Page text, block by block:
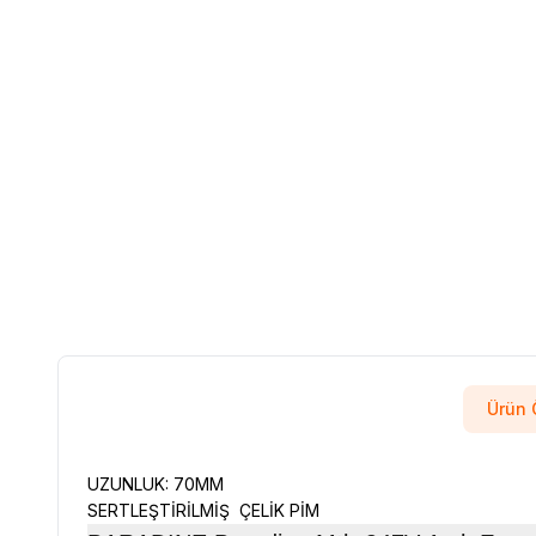
Ürün
UZUNLUK: 70MM
SERTLEŞTİRİLMİŞ ÇELİK PİM